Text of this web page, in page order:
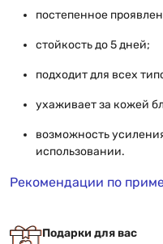
постепенное
стойкость до 5 дней;
подходит для всех
ухаживает за кожей
возможность
использовании.
Рекомендации по
Подарки для вас